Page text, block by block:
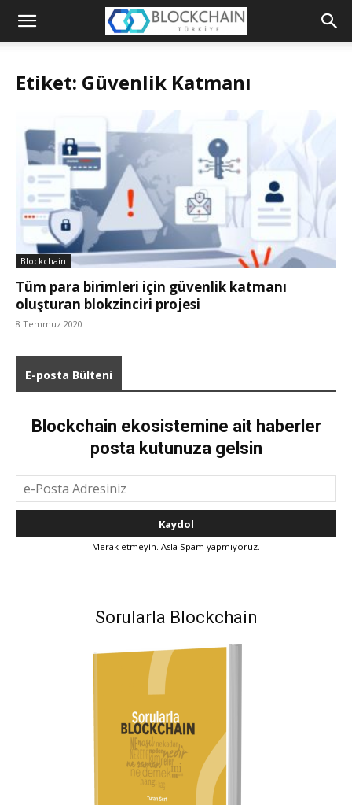
Blockchain
Etiket: Güvenlik Katmanı
Blockchain
Tüm para birimleri için güvenlik katmanı
oluşturan blokzinciri projesi
8 Temmuz 2020
E-posta Bülteni
Blockchain ekosistemine ait haberler
posta kutunuza gelsin
Merak etmeyin. Asla Spam yapmıyoruz.
Sorularla Blockchain